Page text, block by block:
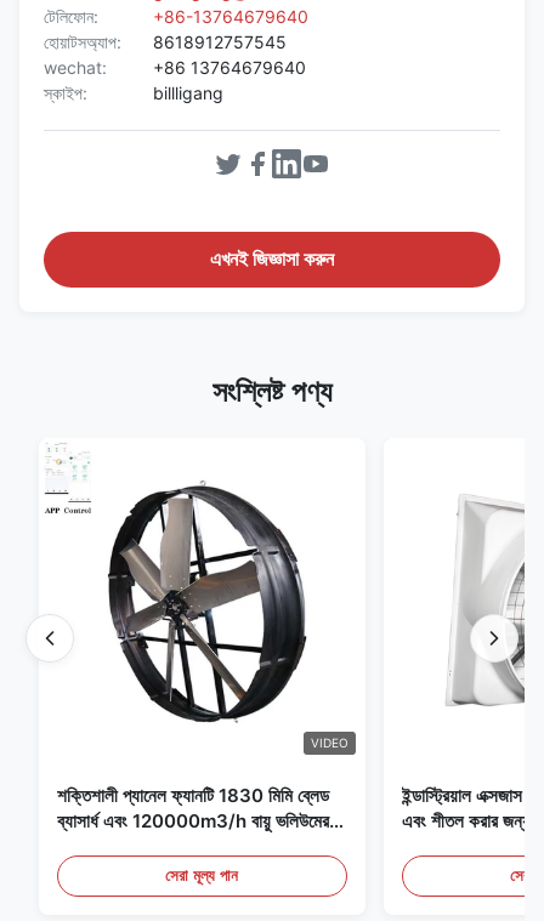
টেলিফোন:
+86-13764679640
হোয়াটসঅ্যাপ:
8618912757545
wechat:
+86 13764679640
স্কাইপ:
billligang
এখনই জিজ্ঞাসা করুন
সংশ্লিষ্ট পণ্য
VIDEO
শক্তিশালী প্যানেল ফ্যানটি 1830 মিমি ব্লেড
ব্যাসার্ধ এবং 120000m3/h বায়ু ভলিউমের
হয়েছে
সেরা মূল্য পান
ইন্ডাস্ট্রিয়াল এক্সজাস
এবং শীতল করার জন্য
সেরা